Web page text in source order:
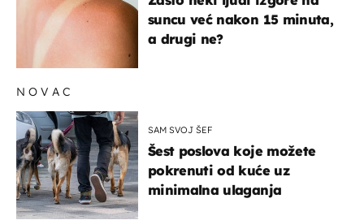
suncu već nakon 15 minuta,
a drugi ne?
NOVAC
SAM SVOJ ŠEF
Šest poslova koje možete
pokrenuti od kuće uz
minimalna ulaganja